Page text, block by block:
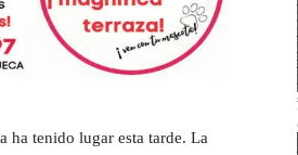
ha tenido lugar esta tarde. La